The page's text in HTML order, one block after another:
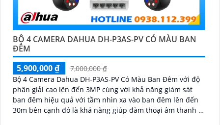
BỘ 4 CAMERA DAHUA DH-P3AS-PV CÓ MÀU BAN
ĐÊM
5,900,000 ₫
7,000,000 ₫
Bộ 4 Camera Dahua DH-P3AS-PV Có Màu Ban Đêm với độ
phân giải cao lên đến 3MP cùng với khả năng giám sát
ban đêm hiệu quả với tầm nhìn xa vào ban đêm lên đến
30m bên cạnh đó là khả năng giúp đàm thoại âm thanh 2